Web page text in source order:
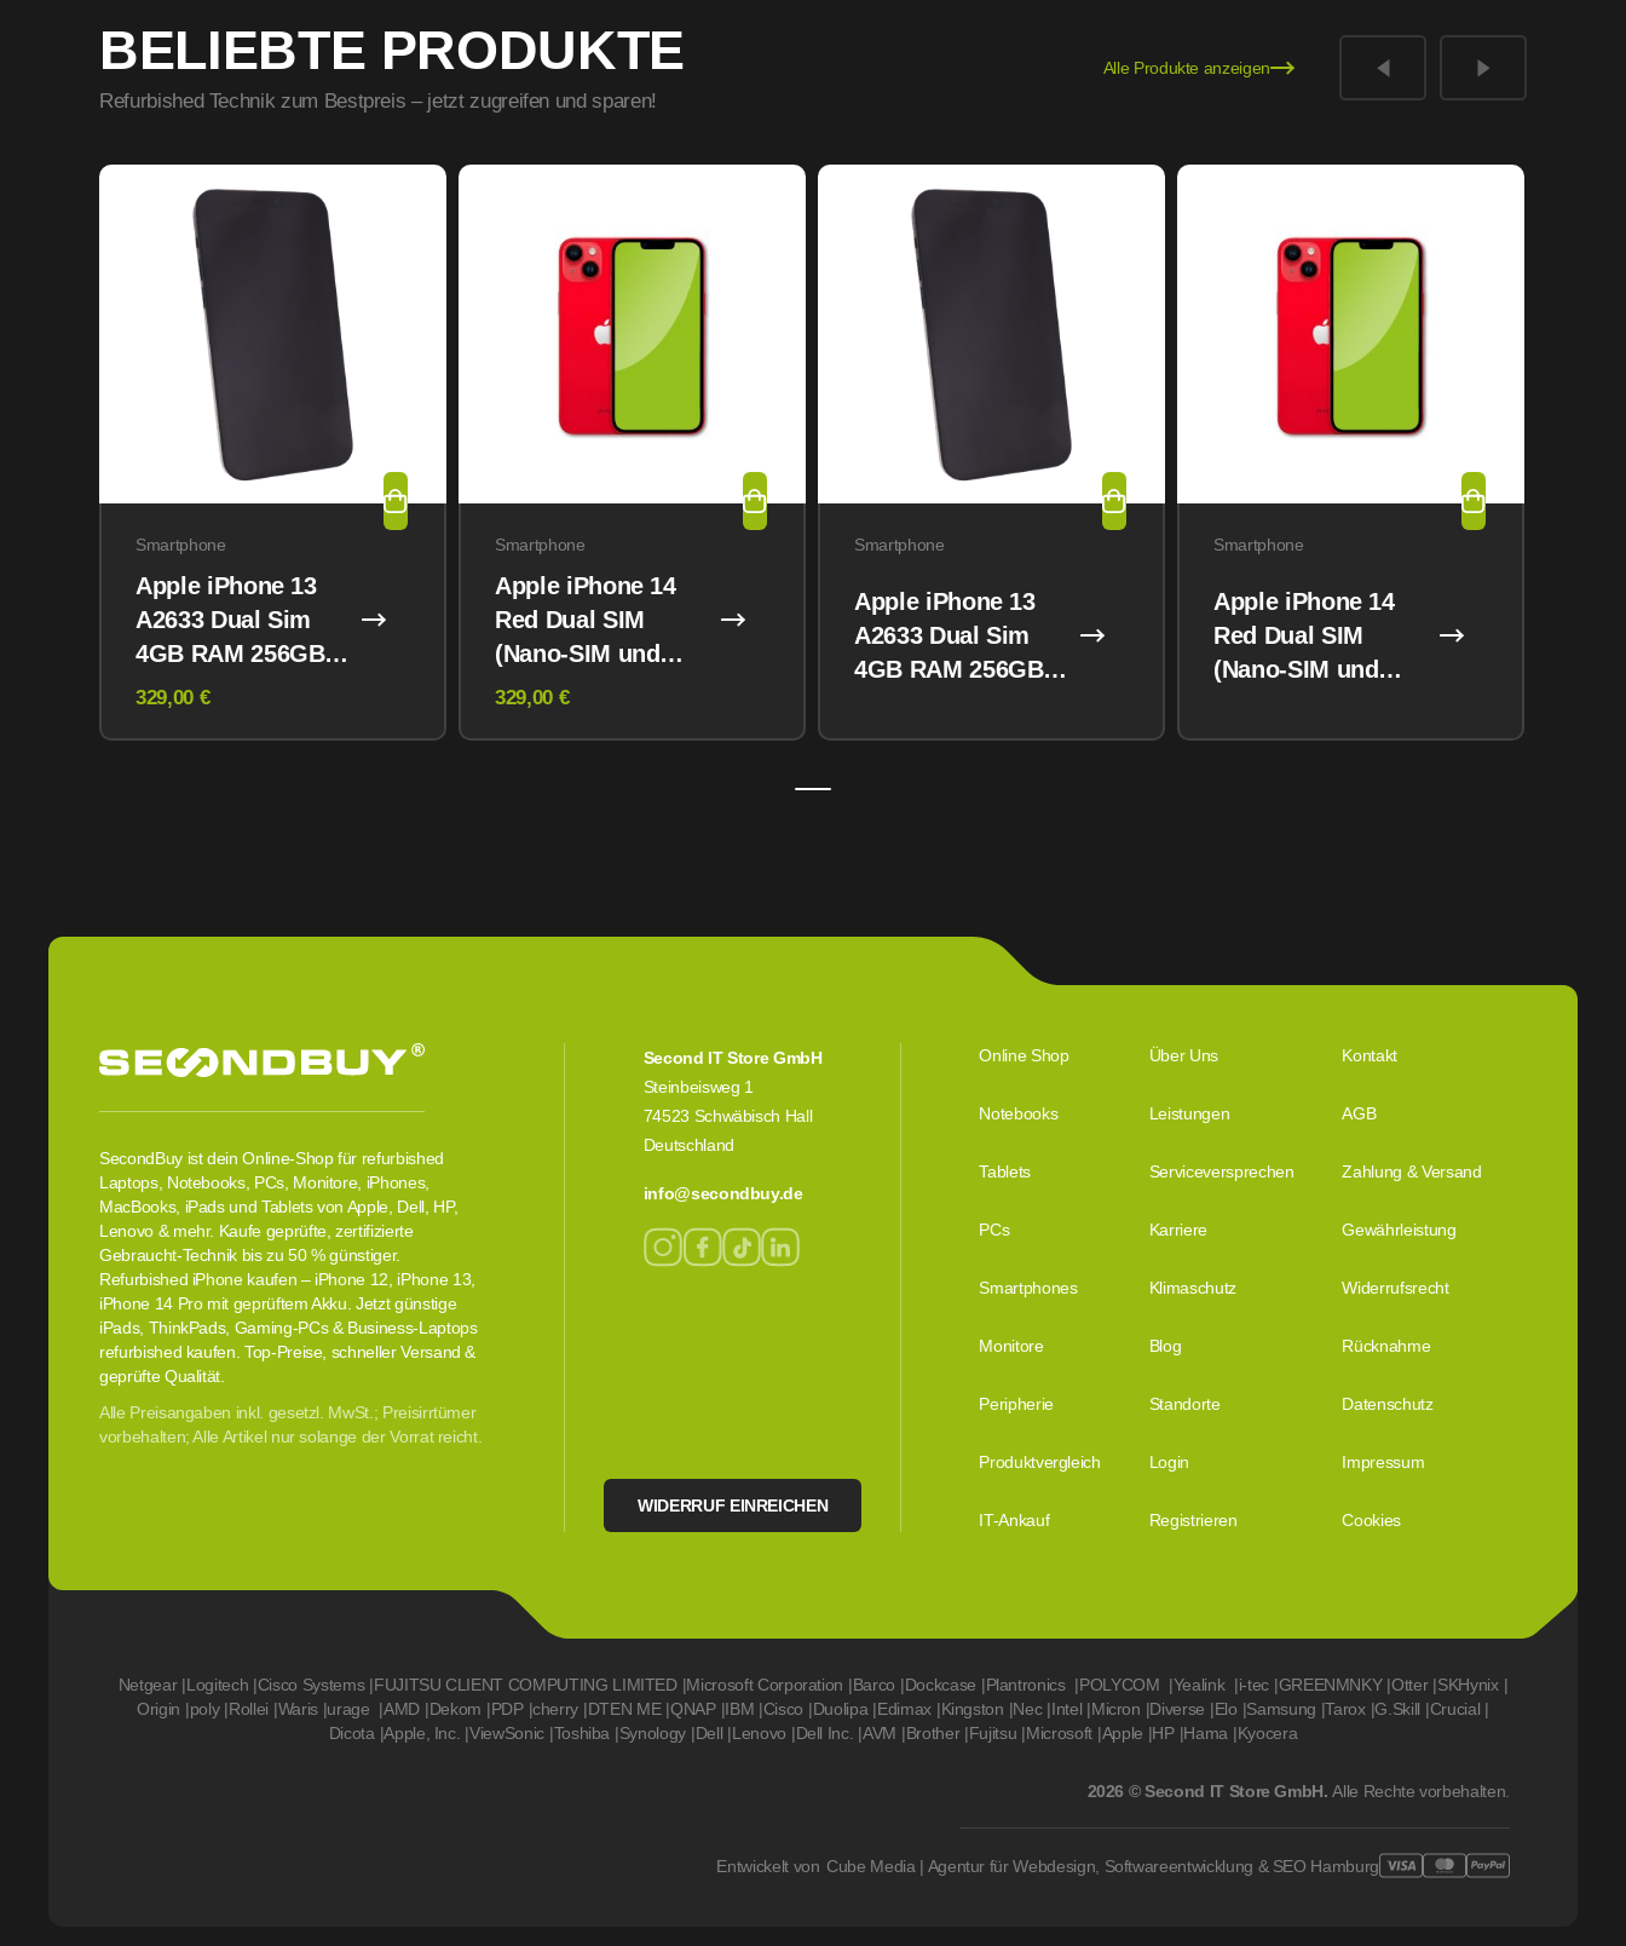
BELIEBTE PRODUKTE
Refurbished Technik zum Bestpreis – jetzt zugreifen und sparen!
Alle Produkte anzeigen
Smartphone
Apple iPhone 13
A2633 Dual Sim
4GB RAM 256GB
Midnight
329,00 €
Smartphone
Apple iPhone 14
Red Dual SIM
(Nano-SIM und
eSIM) 128GB
329,00 €
Smartphone
Apple iPhone 13
A2633 Dual Sim
4GB RAM 256GB
Smartphone
Apple iPhone 14
Red Dual SIM
(Nano-SIM und
SecondBuy ist dein Online-Shop für refurbished
Laptops, Notebooks, PCs, Monitore, iPhones,
MacBooks, iPads und Tablets von Apple, Dell, HP,
Lenovo & mehr. Kaufe geprüfte, zertifizierte
Gebraucht-Technik bis zu 50 % günstiger.
Refurbished iPhone kaufen – iPhone 12, iPhone 13,
iPhone 14 Pro mit geprüftem Akku. Jetzt günstige
iPads, ThinkPads, Gaming-PCs & Business-Laptops
refurbished kaufen. Top-Preise, schneller Versand &
geprüfte Qualität.
Alle Preisangaben inkl. gesetzl. MwSt.; Preisirrtümer
vorbehalten; Alle Artikel nur solange der Vorrat reicht.
Second IT Store GmbH
Steinbeisweg 1
74523 Schwäbisch Hall
Deutschland
info@secondbuy.de
WIDERRUF EINREICHEN
Online Shop Über Uns Kontakt
Notebooks Leistungen AGB
Tablets Serviceversprechen Zahlung & Versand
PCs Karriere Gewährleistung
Smartphones Klimaschutz Widerrufsrecht
Monitore Blog Rücknahme
Peripherie Standorte Datenschutz
Produktvergleich Login Impressum
IT-Ankauf Registrieren Cookies
Netgear |Logitech |Cisco Systems |FUJITSU CLIENT COMPUTING LIMITED |Microsoft Corporation |Barco |Dockcase |Plantronics |POLYCOM |Yealink |i-tec |GREENMNKY |Otter |SKHynix |
Origin |poly |Rollei |Waris |urage |AMD |Dekom |PDP |cherry |DTEN ME |QNAP |IBM |Cisco |Duolipa |Edimax |Kingston |Nec |Intel |Micron |Diverse |Elo |Samsung |Tarox |G.Skill |Crucial |
Dicota |Apple, Inc. |ViewSonic |Toshiba |Synology |Dell |Lenovo |Dell Inc. |AVM |Brother |Fujitsu |Microsoft |Apple |HP |Hama |Kyocera
2026 © Second IT Store GmbH.Alle Rechte vorbehalten.
Entwickelt von Cube Media | Agentur für Webdesign, Softwareentwicklung & SEO Hamburg